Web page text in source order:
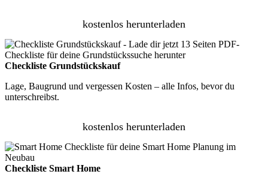
kostenlos herunterladen
Checkliste Grundstückskauf
Lage, Baugrund und vergessen Kosten – alle Infos, bevor du
unterschreibst.
kostenlos herunterladen
Checkliste Smart Home